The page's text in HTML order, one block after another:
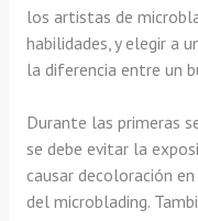
los artistas de
habilidades, y elegir a
la diferencia entre un
Durante las primeras
se debe evitar la
causar decoloración
del microblading.